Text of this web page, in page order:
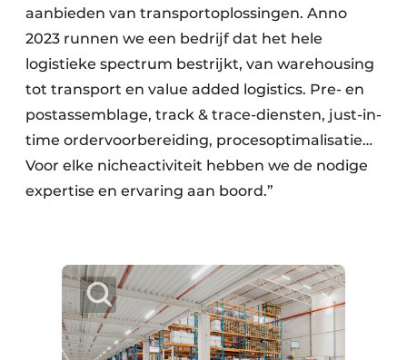
aanbieden van transportoplossingen. Anno
2023 runnen we een bedrijf dat het hele
logistieke spectrum bestrijkt, van warehousing
tot transport en value added logistics. Pre- en
postassemblage, track & trace-diensten, just-in-
time ordervoorbereiding, procesoptimalisatie…
Voor elke nicheactiviteit hebben we de nodige
expertise en ervaring aan boord.”